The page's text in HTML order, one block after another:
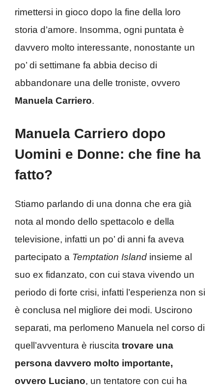
rimettersi in gioco dopo la fine della loro
storia d’amore. Insomma, ogni puntata è
davvero molto interessante, nonostante un
po’ di settimane fa abbia deciso di
abbandonare una delle troniste, ovvero
Manuela Carriero.
Manuela Carriero dopo
Uomini e Donne: che fine ha
fatto?
Stiamo parlando di una donna che era già
nota al mondo dello spettacolo e della
televisione, infatti un po’ di anni fa aveva
partecipato a Temptation Island insieme al
suo ex fidanzato, con cui stava vivendo un
periodo di forte crisi, infatti l’esperienza non si
è conclusa nel migliore dei modi. Uscirono
separati, ma perlomeno Manuela nel corso di
quell’avventura è riuscita trovare una
persona davvero molto importante,
ovvero Luciano, un tentatore con cui ha